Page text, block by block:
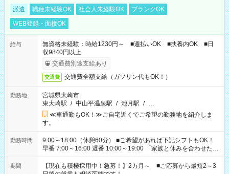
派遣 職種未経験OK 社会人未経験OK
ブランクOK
WEB登録・面接OK
給与
無資格未経験：時給1230円～ ■週払いOK ■扶養内OK ■日
収9840円以上
交通費別途支給あり
交通費 交通費全額支給（ガソリン代もOK！）
勤務地
宮城県大崎市
東大崎駅 / 中山平温泉駅 / 池月駅 / …
≪車通勤もOK！≫ご自宅近くでご希望の勤務地を紹介しま
す。
勤務時間
9:00～18:00（休憩60分） ■ご希望があれば下記シフトもOK！
早番 7:00～16:00 遅番 10:00～19:00 「家族と休みを合わせた
い」 「余裕を持って夕飯の準備がしたい」 「できれば残業はし
たくない」 など、ご希望を教えてくださいね。 ※Wワーク希望
期間
【現在も積極採用中！急募！】2カ月～ ■ご応募から最短2～3